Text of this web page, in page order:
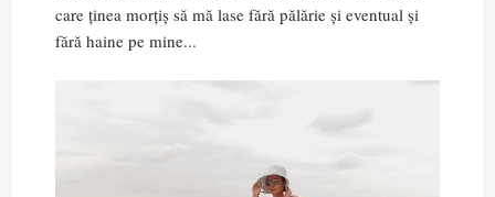
care ținea morțiș să mă lase fără pălărie și eventual și
fără haine pe mine...